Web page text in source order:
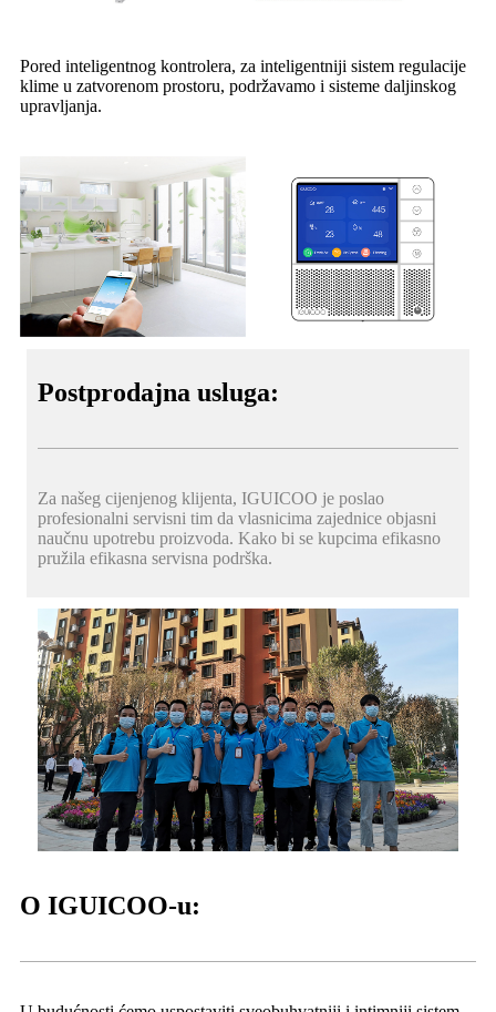
Pored inteligentnog kontrolera, za inteligentniji sistem regulacije
klime u zatvorenom prostoru, podržavamo i sisteme daljinskog
upravljanja.
Postprodajna usluga:
Za našeg cijenjenog klijenta, IGUICOO je poslao
profesionalni servisni tim da vlasnicima zajednice objasni
naučnu upotrebu proizvoda. Kako bi se kupcima efikasno
pružila efikasna servisna podrška.
O IGUICOO-u: